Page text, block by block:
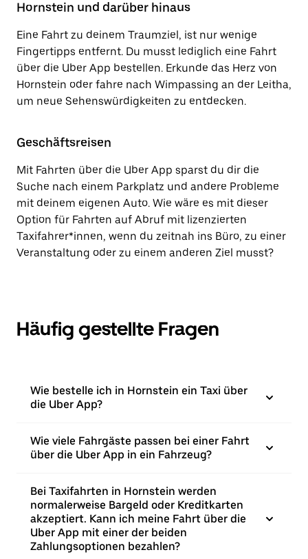
Hornstein und darüber hinaus
Eine Fahrt zu deinem Traumziel, ist nur wenige
Fingertipps entfernt. Du musst lediglich eine Fahrt
über die Uber App bestellen. Erkunde das Herz von
Hornstein oder fahre nach Wimpassing an der Leitha,
um neue Sehenswürdigkeiten zu entdecken.
Geschäftsreisen
Mit Fahrten über die Uber App sparst du dir die
Suche nach einem Parkplatz und andere Probleme
mit deinem eigenen Auto. Wie wäre es mit dieser
Option für Fahrten auf Abruf mit lizenzierten
Taxifahrer*innen, wenn du zeitnah ins Büro, zu einer
Veranstaltung oder zu einem anderen Ziel musst?
Häufig gestellte Fragen
Wie bestelle ich in Hornstein ein Taxi über
die Uber App?
Wie viele Fahrgäste passen bei einer Fahrt
über die Uber App in ein Fahrzeug?
Bei Taxifahrten in Hornstein werden
normalerweise Bargeld oder Kreditkarten
akzeptiert. Kann ich meine Fahrt über die
Uber App mit einer der beiden
Zahlungsoptionen bezahlen?